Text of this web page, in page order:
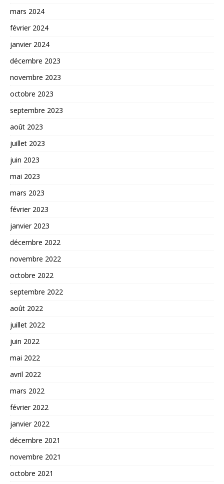
mars 2024
février 2024
janvier 2024
décembre 2023
novembre 2023
octobre 2023
septembre 2023
août 2023
juillet 2023
juin 2023
mai 2023
mars 2023
février 2023
janvier 2023
décembre 2022
novembre 2022
octobre 2022
septembre 2022
août 2022
juillet 2022
juin 2022
mai 2022
avril 2022
mars 2022
février 2022
janvier 2022
décembre 2021
novembre 2021
octobre 2021